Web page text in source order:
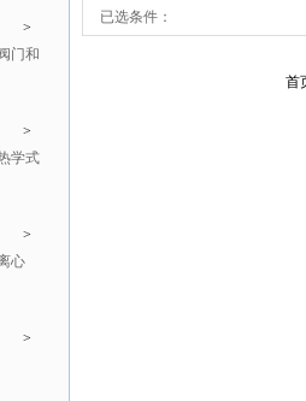
>
门和
>
学式
>
心
>
已选条件：
首